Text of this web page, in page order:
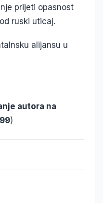
prijeti opasnost
ruski uticaj.
alijansu u
autora na
)